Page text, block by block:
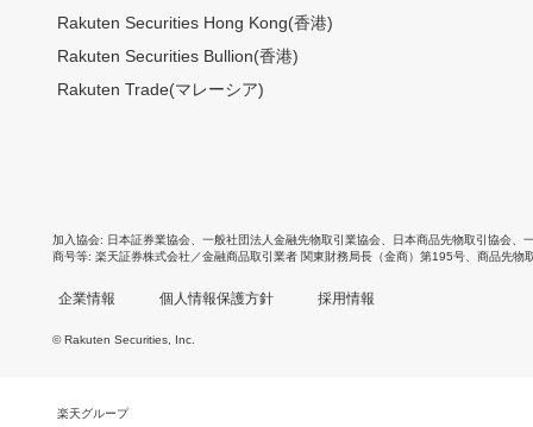
Rakuten Securities Hong Kong(香港)
Rakuten Securities Bullion(香港)
Rakuten Trade(マレーシア)
加入協会 日本証券業協会 一般社団法人金融先物取引業協会 日本商品先物取引協会
商号等 楽天証券株式会社／金融商品取引業者 関東財務局長（金商）第195号、商品先物
企業情報 個人情報保護方針 採用情報
© Rakuten Securities, Inc.
楽天グループ